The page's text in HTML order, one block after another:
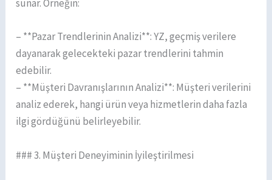
sunar. Örneğin:
– **Pazar Trendlerinin Analizi**: YZ, geçmiş verilere
dayanarak gelecekteki pazar trendlerini tahmin
edebilir.
– **Müşteri Davranışlarının Analizi**: Müşteri verilerini
analiz ederek, hangi ürün veya hizmetlerin daha fazla
ilgi gördüğünü belirleyebilir.
### 3. Müşteri Deneyiminin İyileştirilmesi